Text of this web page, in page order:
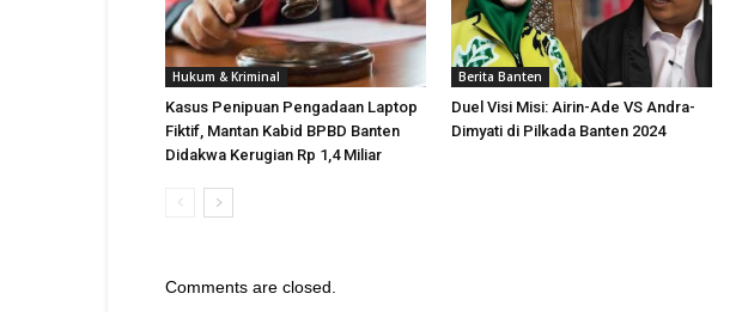
Hukum & Kriminal
Kasus Penipuan Pengadaan Laptop
Fiktif, Mantan Kabid BPBD Banten
Didakwa Kerugian Rp 1,4 Miliar
Berita Banten
Duel Visi Misi: Airin-Ade VS Andra-
Dimyati di Pilkada Banten 2024
Comments are closed.